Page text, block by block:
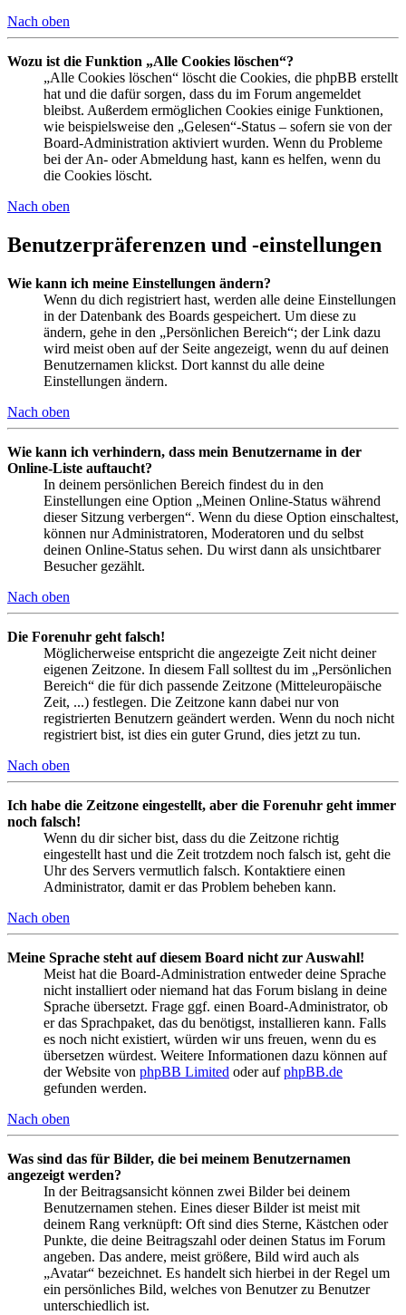
Nach oben
Wozu ist die Funktion „Alle Cookies löschen“?
„Alle Cookies löschen“ löscht die Cookies, die phpBB erstellt
hat und die dafür sorgen, dass du im Forum angemeldet
bleibst. Außerdem ermöglichen Cookies einige Funktionen,
wie beispielsweise den „Gelesen“-Status – sofern sie von der
Board-Administration aktiviert wurden. Wenn du Probleme
bei der An- oder Abmeldung hast, kann es helfen, wenn du
die Cookies löscht.
Nach oben
Benutzerpräferenzen und -einstellungen
Wie kann ich meine Einstellungen ändern?
Wenn du dich registriert hast, werden alle deine Einstellungen
in der Datenbank des Boards gespeichert. Um diese zu
ändern, gehe in den „Persönlichen Bereich“; der Link dazu
wird meist oben auf der Seite angezeigt, wenn du auf deinen
Benutzernamen klickst. Dort kannst du alle deine
Einstellungen ändern.
Nach oben
Wie kann ich verhindern, dass mein Benutzername in der
Online-Liste auftaucht?
In deinem persönlichen Bereich findest du in den
Einstellungen eine Option „Meinen Online-Status während
dieser Sitzung verbergen“. Wenn du diese Option einschaltest,
können nur Administratoren, Moderatoren und du selbst
deinen Online-Status sehen. Du wirst dann als unsichtbarer
Besucher gezählt.
Nach oben
Die Forenuhr geht falsch!
Möglicherweise entspricht die angezeigte Zeit nicht deiner
eigenen Zeitzone. In diesem Fall solltest du im „Persönlichen
Bereich“ die für dich passende Zeitzone (Mitteleuropäische
Zeit, ...) festlegen. Die Zeitzone kann dabei nur von
registrierten Benutzern geändert werden. Wenn du noch nicht
registriert bist, ist dies ein guter Grund, dies jetzt zu tun.
Nach oben
Ich habe die Zeitzone eingestellt, aber die Forenuhr geht immer
noch falsch!
Wenn du dir sicher bist, dass du die Zeitzone richtig
eingestellt hast und die Zeit trotzdem noch falsch ist, geht die
Uhr des Servers vermutlich falsch. Kontaktiere einen
Administrator, damit er das Problem beheben kann.
Nach oben
Meine Sprache steht auf diesem Board nicht zur Auswahl!
Meist hat die Board-Administration entweder deine Sprache
nicht installiert oder niemand hat das Forum bislang in deine
Sprache übersetzt. Frage ggf. einen Board-Administrator, ob
er das Sprachpaket, das du benötigst, installieren kann. Falls
es noch nicht existiert, würden wir uns freuen, wenn du es
übersetzen würdest. Weitere Informationen dazu können auf
der Website von phpBB Limited oder aufphpBB.de
gefunden werden.
Nach oben
Was sind das für Bilder, die bei meinem Benutzernamen
angezeigt werden?
In der Beitragsansicht können zwei Bilder bei deinem
Benutzernamen stehen. Eines dieser Bilder ist meist mit
deinem Rang verknüpft: Oft sind dies Sterne, Kästchen oder
Punkte, die deine Beitragszahl oder deinen Status im Forum
angeben. Das andere, meist größere, Bild wird auch als
„Avatar“ bezeichnet. Es handelt sich hierbei in der Regel um
ein persönliches Bild, welches von Benutzer zu Benutzer
unterschiedlich ist.